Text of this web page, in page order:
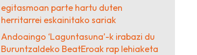
egitasmoan parte hartu duten
herritarrei eskainitako sariak
Andoaingo ‘Laguntasuna’-k irabazi du
Buruntzaldeko BeatEroak rap lehiaketa